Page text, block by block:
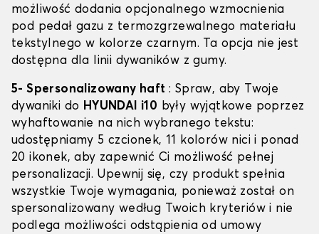
możliwość dodania opcjonalnego wzmocnienia
pod pedał gazu z termozgrzewalnego materiału
tekstylnego w kolorze czarnym. Ta opcja nie jest
dostępna dla linii dywaników z gumy.
5- Spersonalizowany haft : Spraw, aby Twoje
dywaniki do HYUNDAI i10 były wyjątkowe poprzez
wyhaftowanie na nich wybranego tekstu:
udostępniamy 5 czcionek, 11 kolorów nici i ponad
20 ikonek, aby zapewnić Ci możliwość pełnej
personalizacji. Upewnij się, czy produkt spełnia
wszystkie Twoje wymagania, ponieważ został on
spersonalizowany według Twoich kryteriów i nie
podlega możliwości odstąpienia od umowy